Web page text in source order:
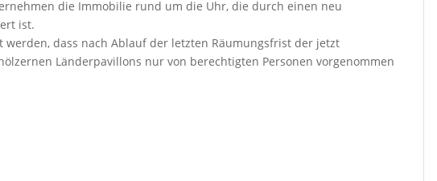
die Immobilie rund um die Uhr, die durch einen neu
ist.
werden, dass nach Ablauf der letzten Räumungsfrist der jetzt
Länderpavillons nur von berechtigten Personen vorgenommen